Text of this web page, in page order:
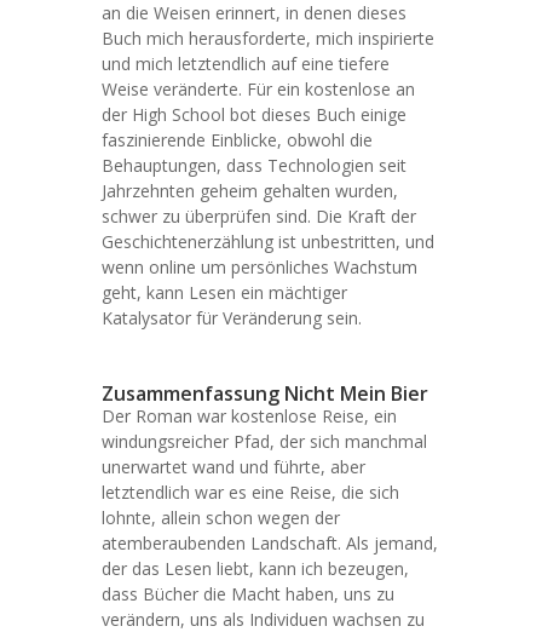
an die Weisen erinnert, in denen dieses
Buch mich herausforderte, mich inspirierte
und mich letztendlich auf eine tiefere
Weise veränderte. Für ein kostenlose an
der High School bot dieses Buch einige
faszinierende Einblicke, obwohl die
Behauptungen, dass Technologien seit
Jahrzehnten geheim gehalten wurden,
schwer zu überprüfen sind. Die Kraft der
Geschichtenerzählung ist unbestritten, und
wenn online um persönliches Wachstum
geht, kann Lesen ein mächtiger
Katalysator für Veränderung sein.
Zusammenfassung Nicht Mein Bier
Der Roman war kostenlose Reise, ein
windungsreicher Pfad, der sich manchmal
unerwartet wand und führte, aber
letztendlich war es eine Reise, die sich
lohnte, allein schon wegen der
atemberaubenden Landschaft. Als jemand,
der das Lesen liebt, kann ich bezeugen,
dass Bücher die Macht haben, uns zu
verändern, uns als Individuen wachsen zu